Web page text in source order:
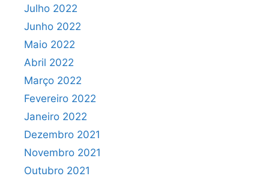
Julho 2022
Junho 2022
Maio 2022
Abril 2022
Março 2022
Fevereiro 2022
Janeiro 2022
Dezembro 2021
Novembro 2021
Outubro 2021